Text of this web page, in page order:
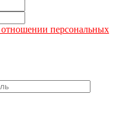
персональных